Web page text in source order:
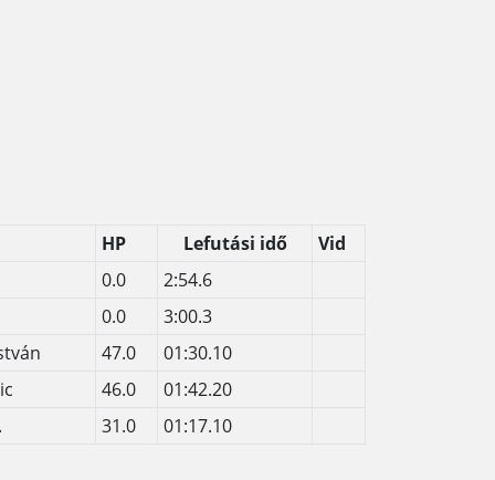
HP Lefutási idő
Vid
0.0
2:54.6
0.0
3:00.3
47.0
01:30.10
46.0
01:42.20
31.0 01:17.10